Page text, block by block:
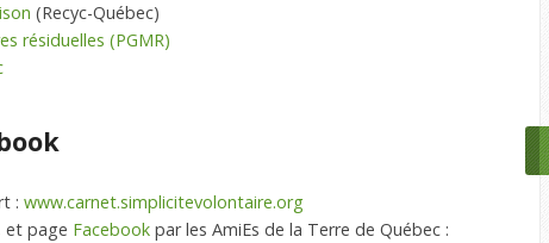
(Recyc-Québec)
résiduelles (PGMR)
: www.carnet.simplicitevolontaire.org
et page Facebook par les AmiEs de la Terre de Québec :